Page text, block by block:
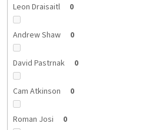
Leon Draisaitl 0
Andrew Shaw 0
David Pastrnak 0
Cam Atkinson 0
Roman Josi 0